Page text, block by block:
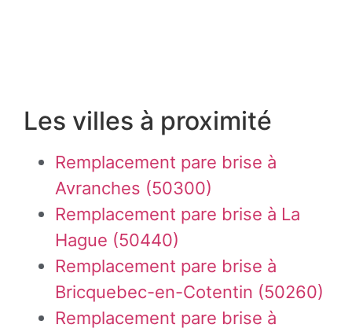
Les villes à proximité
Remplacement pare brise à
Avranches (50300)
Remplacement pare brise à La
Hague (50440)
Remplacement pare brise à
Bricquebec-en-Cotentin (50260)
Remplacement pare brise à